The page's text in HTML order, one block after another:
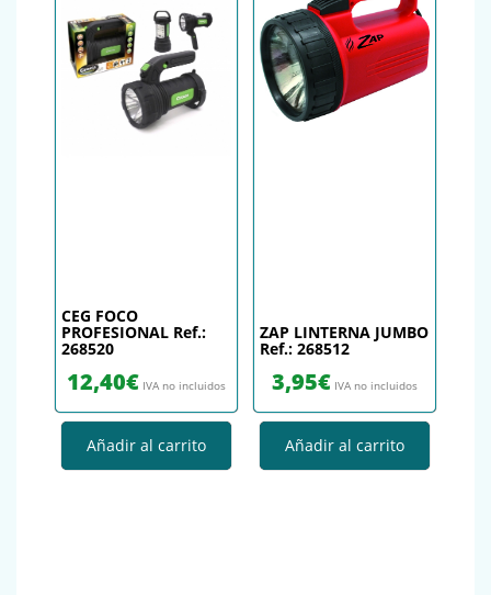
CEG FOCO
PROFESIONAL Ref.:
268520
12,40€ IVA no incluidos
Añadir al carrito
ZAP LINTERNA JUMBO
Ref.: 268512
3,95€ IVA no incluidos
Añadir al carrito